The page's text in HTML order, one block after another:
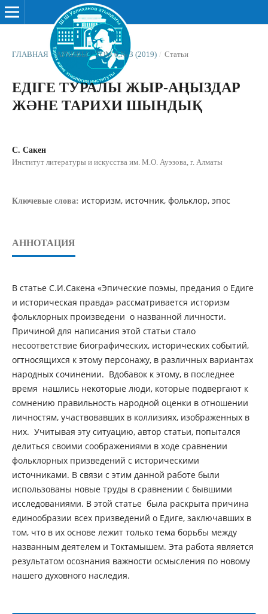
ГЛАВНАЯ / АРХИВЫ / ТОМ 6 № 3 (2019) / Статьи
ЕДІГЕ ТУРАЛЫ ЖЫР-АҢЫЗДАР
ЖӘНЕ ТАРИХИ ШЫНДЫҚ
С. Сакен
Институт литературы и искусства им. М.О. Ауэзова, г. Алматы
Ключевые слова: историзм, источник, фольклор, эпос
АННОТАЦИЯ
В статье С.И.Сакена «Эпические поэмы, предания о Едиге
и историческая правда» рассматривается историзм
фольклорных произведени о названной личности.
Причиной для написания этой статьи стало
несоответствие биографических, исторических событий,
огтносящихся к этому персонажу, в различных вариантах
народных сочинении. Вдобавок к этому, в последнее
время нашлись некоторые люди, которые подвергают к
сомнению правильность народной оценки в отношении
личностям, участвовавших в коллизиях, изображенных в
них. Учитывая эту ситуацию, автор статьи, попытался
делиться своими соображениями в ходе сравнении
фольклорных призведений с историческими
источниками. В связи с этим данной работе были
использованы новые труды в сравнении с бывшими
исследованиями. В этой статье была раскрыта причина
единообразии всех призведений о Едиге, заключавших в
том, что в их основе лежит только тема борьбы между
названным деятелем и Токтамышем. Эта работа является
результатом осознания важности осмысления по новому
нашего духовного наследия.